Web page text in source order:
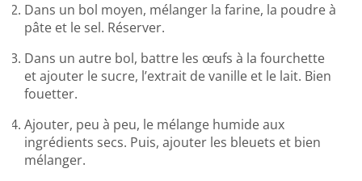
Dans un bol moyen, mélanger la farine, la poudre à
pâte et le sel. Réserver.
Dans un autre bol, battre les œufs à la fourchette
et ajouter le sucre, l’extrait de vanille et le lait. Bien
fouetter.
Ajouter, peu à peu, le mélange humide aux
ingrédients secs. Puis, ajouter les bleuets et bien
mélanger.